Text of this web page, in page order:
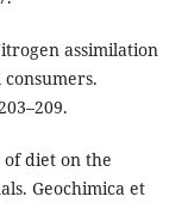
assimilation
of diet on the
Geochimica et